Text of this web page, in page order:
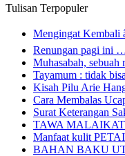
Tulisan Terpopuler
Mengingat Kembali
Renungan pagi ini
Muhasabah,
Tayamum : tidak
Kisah Pilu Arie
Cara Membalas
Surat Keterangan
TAWA
Manfaat kulit
BAHAN BAKU